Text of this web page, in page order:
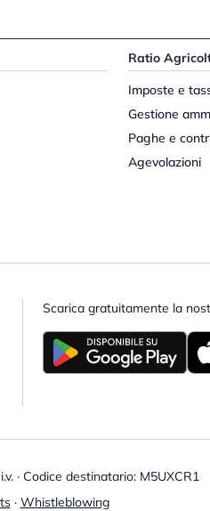
Ratio
Imposte e
Gestione
Paghe e
Agevolazioni
Scarica gratuitamente la
· Codice destinatario: M5UXCR1
· Whistleblowing